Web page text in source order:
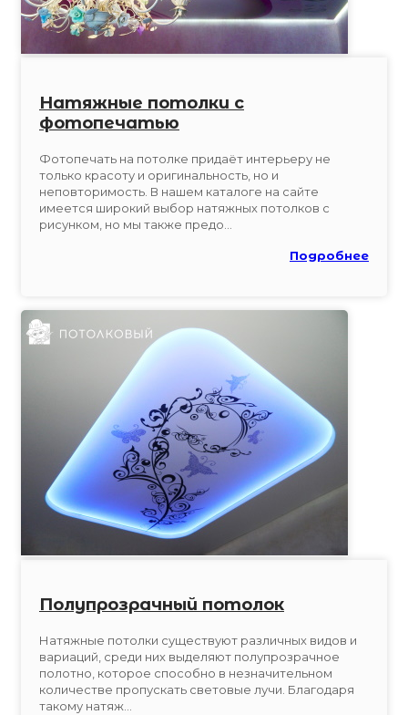
Натяжные потолки с
фотопечатью
Фотопечать на потолке придаёт интерьеру не
только красоту и оригинальность, но и
неповторимость. В нашем каталоге на сайте
имеется широкий выбор натяжных потолков с
рисунком, но мы также предо...
Подробнее
Полупрозрачный потолок
Натяжные потолки существуют различных видов и
вариаций, среди них выделяют полупрозрачное
полотно, которое способно в незначительном
количестве пропускать световые лучи. Благодаря
такому натяж...